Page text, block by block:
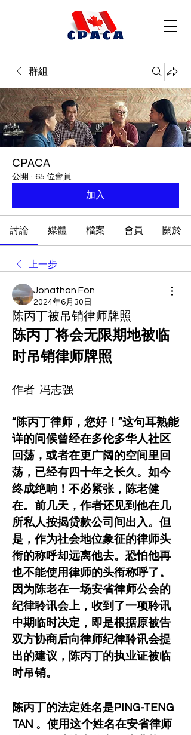
群組
CPACA
公開 · 65 位會員
加入
討論 媒體 檔案 會員 關於
上一步
Jonathan Fon
2024年6月30日
陈丙丁被吊销律师牌照
陈丙丁将会无限期地被临
时吊销律师牌照
作者  冯志强
“陈丙丁律师，您好！”这句耳熟能
详的问候曾经在多伦多华人社区
回荡，或者在更广阔的空间里回
荡，已经有四十年之长久。如今
终成绝响！不必紧张，陈老健
在。前几天，作者还见到他在几
所私人按揭贷款公司间出入。但
是，作为社会地位象征的律师头
衔的称呼却远离他去。恐怕他再
也不能使用律师的头衔称呼了。
因为陈老在一场安省律师公会的
纪律聆讯会上，收到了一项聆讯
中期临时决定，即是根据原被告
双方协商后向律师纪律聆讯会提
出的建议，陈丙丁的执业证被临
时吊销。
陈丙丁的法定姓名是PING-TENG
TAN 。使用这个姓名在安省律师